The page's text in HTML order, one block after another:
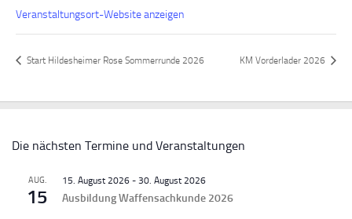
Veranstaltungsort-Website anzeigen
Start Hildesheimer Rose Sommerrunde 2026 KM Vorderlader 2026
Die nächsten Termine und Veranstaltungen
AUG.
15
15. August 2026 - 30. August 2026
Ausbildung Waffensachkunde 2026